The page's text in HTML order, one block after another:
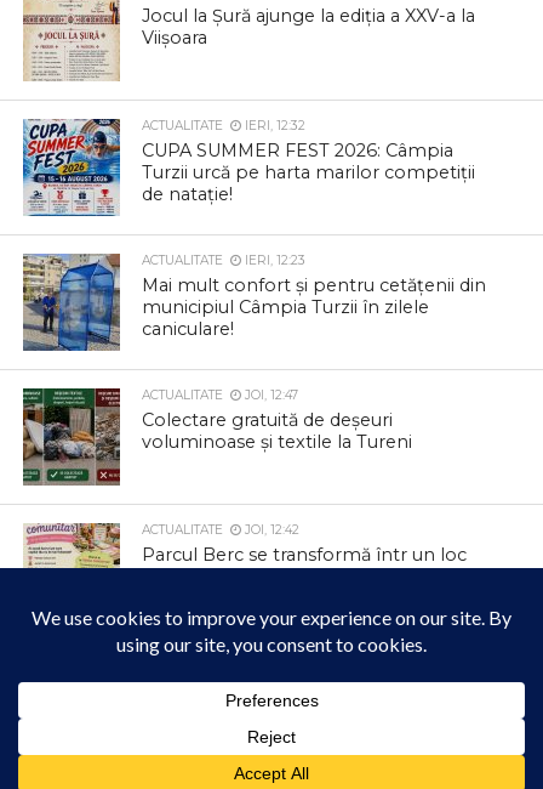
Acest site folosește cookies. Navigând în continuare, vă exprimați acordul asupra folosirii
cookie-urilor.
Jocul la Șură ajunge la ediția a XXV-a la
Viișoara
ACTUALITATE IERI, 12:32
CUPA SUMMER FEST 2026: Câmpia
Turzii urcă pe harta marilor competiții
de natație!
ACTUALITATE IERI, 12:23
Mai mult confort și pentru cetățenii din
municipiul Câmpia Turzii în zilele
caniculare!
ACTUALITATE JOI, 12:47
Colectare gratuită de deșeuri
voluminoase și textile la Tureni
ACTUALITATE JOI, 12:42
Parcul Berc se transformă într un loc
Informare privind colectarea deșeurilor
din carton și hârtie